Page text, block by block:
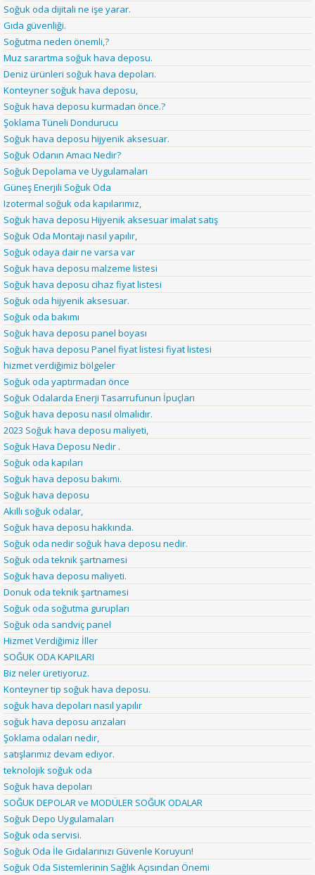
Soğuk oda dijitali ne işe yarar.
Gıda güvenliği.
Soğutma neden önemli,?
Muz sarartma soğuk hava deposu.
Deniz ürünleri soğuk hava depoları.
Konteyner soğuk hava deposu,
Soğuk hava deposu kurmadan önce.?
Şoklama Tüneli Dondurucu
Soğuk hava deposu hijyenik aksesuar.
Soğuk Odanın Amacı Nedir?
Soğuk Depolama ve Uygulamaları
Güneş Enerjili Soğuk Oda
Izotermal soğuk oda kapılarımız,
Soğuk hava deposu Hijyenik aksesuar imalat satış
Soğuk Oda Montajı nasıl yapılır,
Soğuk odaya dair ne varsa var
Soğuk hava deposu malzeme listesi
Soğuk hava deposu cihaz fiyat listesi
Soğuk oda hijyenik aksesuar.
Soğuk oda bakımı
Soğuk hava deposu panel boyası
Soğuk hava deposu Panel fiyat listesi fiyat listesi
hizmet verdiğimiz bölgeler
Soğuk oda yaptırmadan önce
Soğuk Odalarda Enerji Tasarrufunun İpuçları
Soğuk hava deposu nasıl olmalıdır.
2023 Soğuk hava deposu maliyeti,
Soğuk Hava Deposu Nedir .
Soğuk oda kapıları
Soğuk hava deposu bakımı.
Soğuk hava deposu
Akıllı soğuk odalar,
Soğuk hava deposu hakkında.
Soğuk oda nedir soğuk hava deposu nedir.
Soğuk oda teknik şartnamesi
Soğuk hava deposu maliyeti.
Donuk oda teknik şartnamesi
Soğuk oda soğutma gurupları
Soğuk oda sandviç panel
Hizmet Verdiğimiz İller
SOĞUK ODA KAPILARI
Biz neler üretiyoruz.
Konteyner tip soğuk hava deposu.
soğuk hava depoları nasıl yapılır
soğuk hava deposu arızaları
Şoklama odaları nedir,
satışlarımız devam ediyor.
teknolojik soğuk oda
Soğuk hava depoları
SOĞUK DEPOLAR ve MODÜLER SOĞUK ODALAR
Soğuk Depo Uygulamaları
Soğuk oda servisi.
Soğuk Oda İle Gıdalarınızı Güvenle Koruyun!
Soğuk Oda Sistemlerinin Sağlık Açısından Önemi